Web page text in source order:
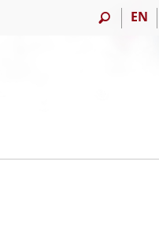
EN